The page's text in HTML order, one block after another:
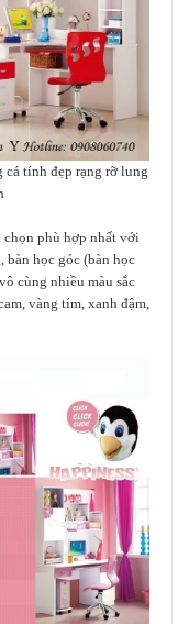
cá tính đẹp rạng rỡ lung
chọn phù hợp nhất với
học góc (bàn học
cùng nhiều màu sắc
vàng tím, xanh đậm,